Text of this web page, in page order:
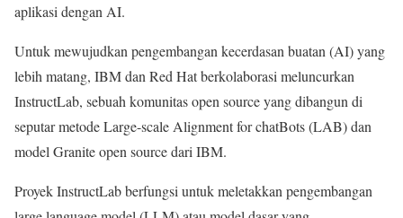
aplikasi dengan AI.
Untuk mewujudkan pengembangan kecerdasan buatan (AI) yang
lebih matang, IBM dan Red Hat berkolaborasi meluncurkan
InstructLab, sebuah komunitas open source yang dibangun di
seputar metode Large-scale Alignment for chatBots (LAB) dan
model Granite open source dari IBM.
Proyek InstructLab berfungsi untuk meletakkan pengembangan